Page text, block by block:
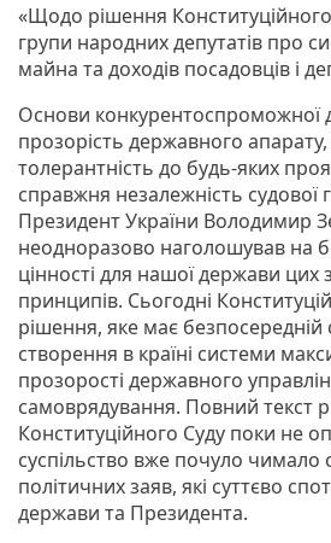
«Щодо рішення
групи народних депутатів про
майна та доходів посадовців і
Основи конкурентоспроможної
прозорість державного
толерантність до будь-яких
справжня незалежність судової
Президент України Володимир
неодноразово наголошував на
цінності для нашої держави цих
принципів. Сьогодні
рішення, яке має безпосередній
створення в країні системи
прозорості державного
самоврядування. Повний текст
Конституційного Суду поки не
суспільство вже почуло чимало
політичних заяв, які суттєво
держави та Президента.